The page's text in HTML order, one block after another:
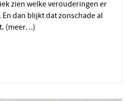
zien welke verouderingen er
dan blijkt dat zonschade al
(meer…)